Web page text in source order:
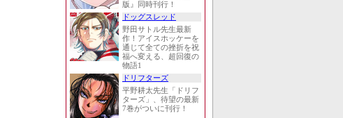
版』同時刊行！
ドッグスレッド
野田サトル先生最新
作！アイスホッケーを
通じて全ての挫折を祝
福へ変える、超回復の
物語1
ドリフターズ
平野耕太先生「ドリフ
ターズ」、待望の最新
7巻がついに刊行！